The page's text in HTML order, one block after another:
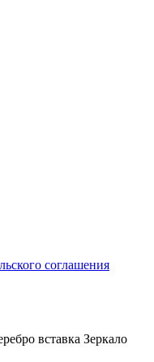
соглашения
вставка Зеркало